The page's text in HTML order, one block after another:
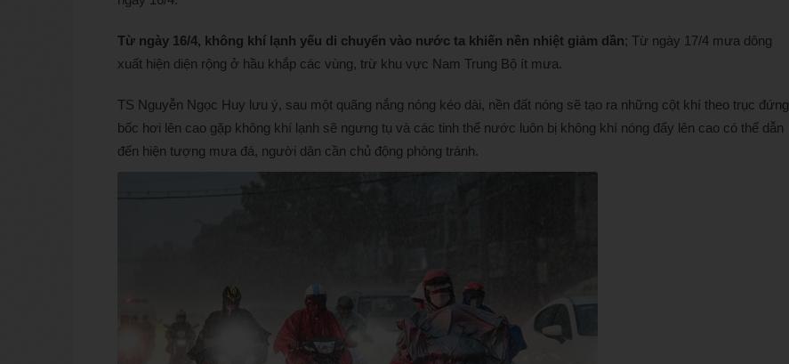
Từ ngày 16/4, không khí lạnh yếu di chuyển vào nước ta khiến nền nhiệt giảm dần; Từ ngày 17/4 mưa dông
xuất hiện diện rộng ở hầu khắp các vùng, trừ khu vực Nam Trung Bộ ít mưa.
TS Nguyễn Ngọc Huy lưu ý, sau một quãng nắng nóng kéo dài, nền đất nóng sẽ tạo ra những cột khí theo trục đứng
bốc hơi lên cao gặp không khí lạnh sẽ ngưng tụ và các tinh thể nước luôn bị không khí nóng đẩy lên cao có thể dẫn
đến hiện tượng mưa đá, người dân cần chủ động phòng tránh.